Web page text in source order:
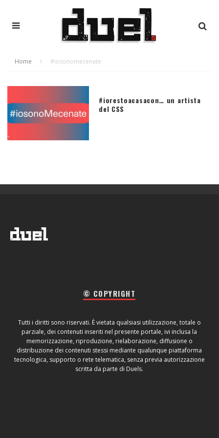
Home #iosonomecenate
#iorestoacasacon… un artista
del CSS
© COPYRIGHT
Tutti i diritti sono riservati. È vietata qualsiasi utilizzazione, totale o
parziale, dei contenuti inseriti nel presente portale, ivi inclusa la
memorizzazione, riproduzione, rielaborazione, diffusione o
distribuzione dei contenuti stessi mediante qualunque piattaforma
tecnologica, supporto o rete telematica, senza previa autorizzazione
scritta da parte di Duels.